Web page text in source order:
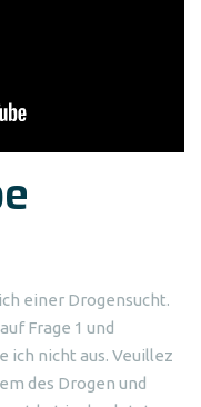
einer Drogensucht.
Frage 1 und
ich nicht aus. Veuillez
des Drogen und